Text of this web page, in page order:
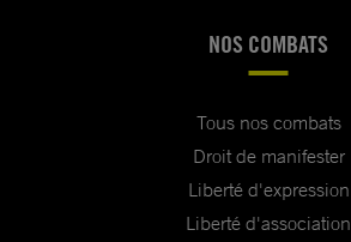
NOS COMBATS
Tous nos combats
Droit de manifester
Liberté d'expression
Liberté d'association